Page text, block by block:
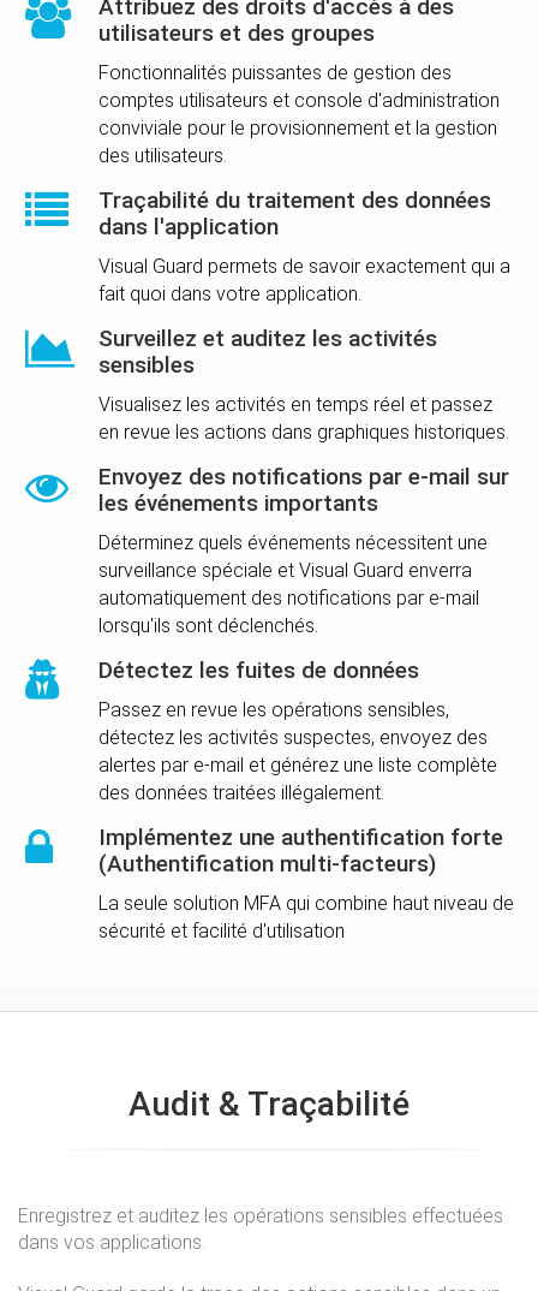
Attribuez des droits d'accès à des
utilisateurs et des groupes
Fonctionnalités puissantes de gestion des
comptes utilisateurs et console d'administration
conviviale pour le provisionnement et la gestion
des utilisateurs.
Traçabilité du traitement des données
dans l'application
Visual Guard permets de savoir exactement qui a
fait quoi dans votre application.
Surveillez et auditez les activités
sensibles
Visualisez les activités en temps réel et passez
en revue les actions dans graphiques historiques.
Envoyez des notifications par e-mail sur
les événements importants
Déterminez quels événements nécessitent une
surveillance spéciale et Visual Guard enverra
automatiquement des notifications par e-mail
lorsqu'ils sont déclenchés.
Détectez les fuites de données
Passez en revue les opérations sensibles,
détectez les activités suspectes, envoyez des
alertes par e-mail et générez une liste complète
des données traitées illégalement.
Implémentez une authentification forte
(Authentification multi-facteurs)
La seule solution MFA qui combine haut niveau de
sécurité et facilité d'utilisation
Audit & Traçabilité
Enregistrez et auditez les opérations sensibles effectuées
dans vos applications.